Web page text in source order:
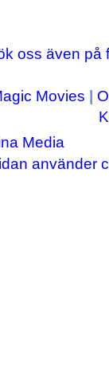
Movies
Media
använder